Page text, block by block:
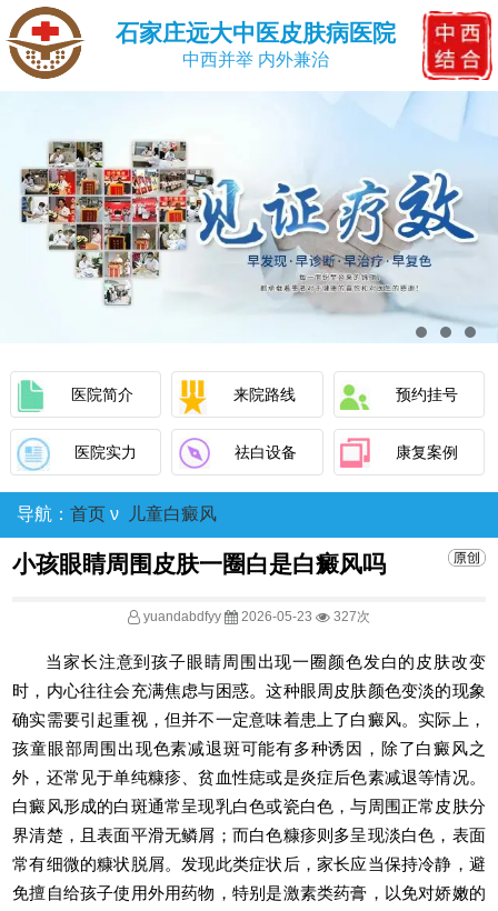
石家庄远大中医皮肤病医院
中西并举 内外兼治
医院简介 来院路线 预约挂号
医院实力 祛白设备 康复案例
导航： 首页 ν 儿童白癜风
小孩眼睛周围皮肤一圈白是白癜风吗
yuandabdfyy 2026-05-23 327次
当家长注意到孩子眼睛周围出现一圈颜色发白的皮肤改变
时，内心往往会充满焦虑与困惑。这种眼周皮肤颜色变淡的现象
确实需要引起重视，但并不一定意味着患上了白癜风。实际上，
孩童眼部周围出现色素减退斑可能有多种诱因，除了白癜风之
外，还常见于单纯糠疹、贫血性痣或是炎症后色素减退等情况。
白癜风形成的白斑通常呈现乳白色或瓷白色，与周围正常皮肤分
界清楚，且表面平滑无鳞屑；而白色糠疹则多呈现淡白色，表面
常有细微的糠状脱屑。发现此类症状后，家长应当保持冷静，避
免擅自给孩子使用外用药物，特别是激素类药膏，以免对娇嫩的